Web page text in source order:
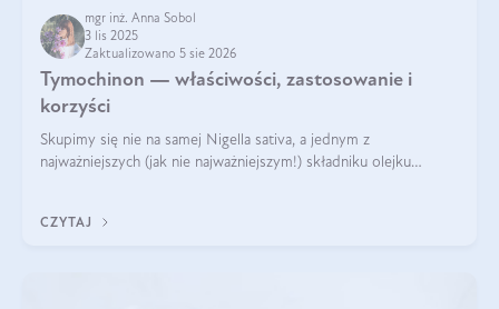
mgr inż. Anna Sobol
3 lis 2025
Zaktualizowano 5 sie 2026
Tymochinon — właściwości, zastosowanie i
korzyści
Skupimy się nie na samej Nigella sativa, a jednym z
najważniejszych (jak nie najważniejszym!) składniku olejku
CZYTAJ